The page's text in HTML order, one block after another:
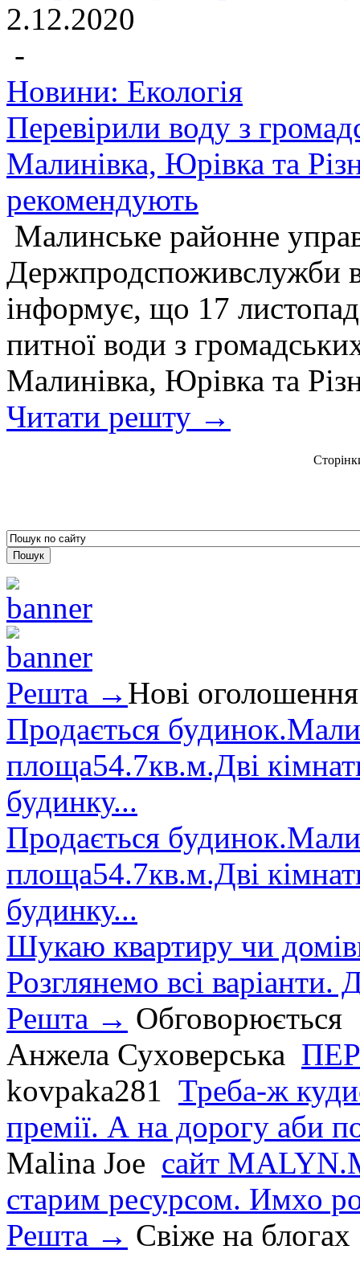
2.12.2020
-
Новини: Екологія
Перевірили воду з
Малинівка, Юрівка та
рекомендують
Малинське районне
Держпродспоживслужби
інформує, що 17
питної води з
Малинівка, Юрівка та
Читати решту →
Решта → Нові оголошення
Продається
площа54.7кв.м.Дві
будинку...
Продається
площа54.7кв.м.Дві
будинку...
Шукаю квартиру чи
Розглянемо всі варіанти.
Решта → Обговорюється
Анжела Суховерська
kovpaka281 Треба-ж
премії. А на дорогу аби
Malina Joe сайт
старим ресурсом. Имхо
Решта → Свіже на блогах